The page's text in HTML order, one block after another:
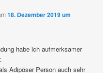
18. Dezember 2019 um
habe ich aufmerksamer
Adipöser Person auch sehr